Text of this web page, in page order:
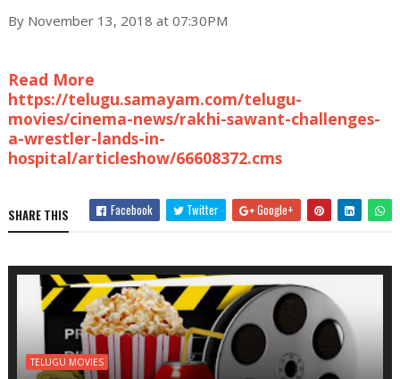
By November 13, 2018 at 07:30PM
Read More
https://telugu.samayam.com/telugu-
movies/cinema-news/rakhi-sawant-challenges-
a-wrestler-lands-in-
hospital/articleshow/66608372.cms
SHARE THIS Facebook Twitter Google+
TELUGU MOVIES